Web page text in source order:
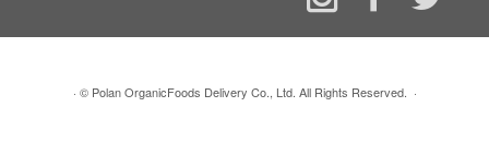
· © Polan OrganicFoods Delivery Co., Ltd. All Rights Reserved. ·